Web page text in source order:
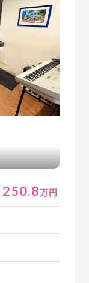
250.8万円